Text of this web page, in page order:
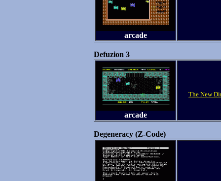
arcade
Defuzion 3
arcade
The New
Degeneracy (Z-Code)